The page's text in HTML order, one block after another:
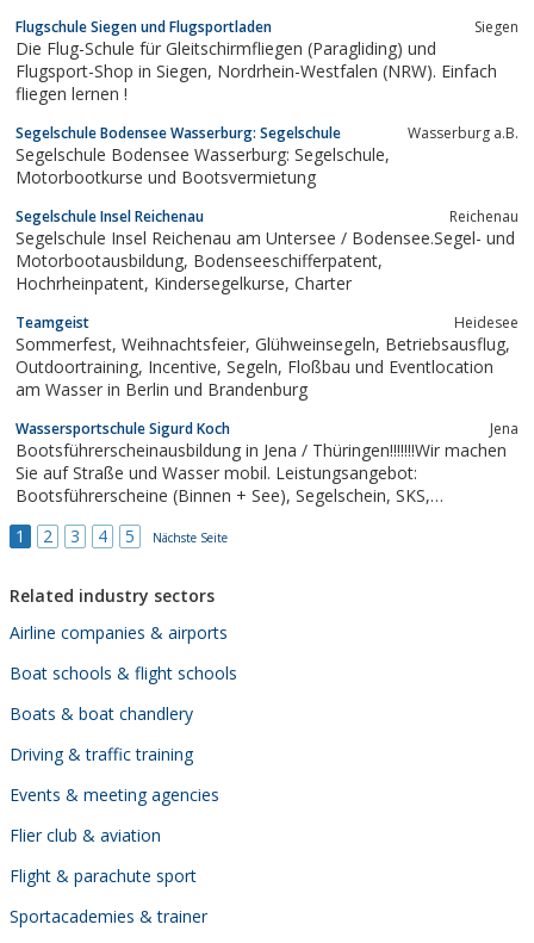
erster Stelle. UnsereFlugschule befindet sich unmittelbar vor den
Toren Berlins...
Flugschule Siegen und Flugsportladen Siegen
Die Flug-Schule für Gleitschirmfliegen (Paragliding) und
Flugsport-Shop in Siegen, Nordrhein-Westfalen (NRW). Einfach
fliegen lernen !
Segelschule Bodensee Wasserburg: Segelschule Wasserburg a.B.
Segelschule Bodensee Wasserburg: Segelschule,
Motorbootkurse und Bootsvermietung
Segelschule Insel Reichenau Reichenau
Segelschule Insel Reichenau am Untersee / Bodensee.Segel- und
Motorbootausbildung, Bodenseeschifferpatent,
Hochrheinpatent, Kindersegelkurse, Charter
Teamgeist Heidesee
Sommerfest, Weihnachtsfeier, Glühweinsegeln, Betriebsausflug,
Outdoortraining, Incentive, Segeln, Floßbau und Eventlocation
am Wasser in Berlin und Brandenburg
Wassersportschule Sigurd Koch Jena
Bootsführerscheinausbildung in Jena / Thüringen!!!!!!!Wir machen
Sie auf Straße und Wasser mobil. Leistungsangebot:
Bootsführerscheine (Binnen + See), Segelschein, SKS,
oder besuchen Sie uns auf unserer Homepage! Wir freuen uns
1 2 3 4 5 Nächste Seite
Related industry sectors
Airline companies & airports
Boat schools & flight schools
Boats & boat chandlery
Driving & traffic training
Events & meeting agencies
Flier club & aviation
Flight & parachute sport
Sportacademies & trainer